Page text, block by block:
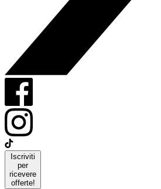
Iscriviti
per
ricevere
offerte!